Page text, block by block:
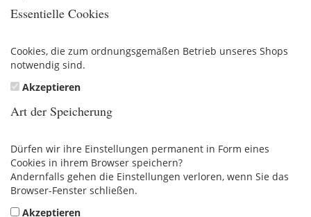
Essentielle Cookies
Cookies, die zum ordnungsgemäßen Betrieb unseres Shops
notwendig sind.
Akzeptieren
Art der Speicherung
Dürfen wir ihre Einstellungen permanent in Form eines
Cookies in ihrem Browser speichern?
Andernfalls gehen die Einstellungen verloren, wenn Sie das
Browser-Fenster schließen.
Akzeptieren